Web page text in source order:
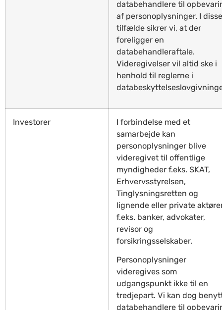
databehandlere til
af personoplysninger. I disse
tilfælde sikrer vi, at der
foreligger en
databehandleraftale.
Videregivelser vil altid ske i
henhold til reglerne i
Investorer
I forbindelse med et
samarbejde kan
personoplysninger blive
videregivet til offentlige
myndigheder f.eks. SKAT,
Erhvervsstyrelsen,
Tinglysningsretten og
lignende eller private
f.eks. banker, advokater,
revisor og
forsikringsselskaber.
Personoplysninger
videregives som
udgangspunkt ikke til en
tredjepart. Vi kan dog
databehandlere til